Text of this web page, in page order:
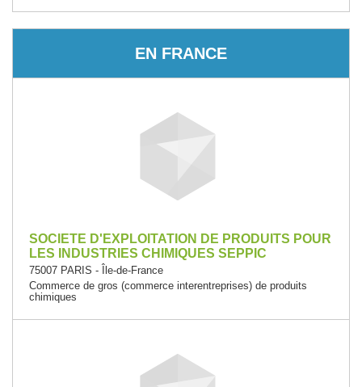
EN FRANCE
SOCIETE D'EXPLOITATION DE PRODUITS POUR
LES INDUSTRIES CHIMIQUES SEPPIC
75007 PARIS - Île-de-France
Commerce de gros (commerce interentreprises) de produits
chimiques